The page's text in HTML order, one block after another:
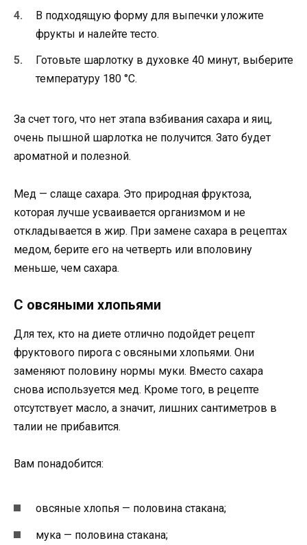
В подходящую форму для выпечки уложите
фрукты и налейте тесто.
Готовьте шарлотку в духовке 40 минут, выберите
температуру 180 °С.
За счет того, что нет этапа взбивания сахара и яиц,
очень пышной шарлотка не получится. Зато будет
ароматной и полезной.
Мед — слаще сахара. Это природная фруктоза,
которая лучше усваивается организмом и не
откладывается в жир. При замене сахара в рецептах
медом, берите его на четверть или вполовину
меньше, чем сахара.
С овсяными хлопьями
Для тех, кто на диете отлично подойдет рецепт
фруктового пирога с овсяными хлопьями. Они
заменяют половину нормы муки. Вместо сахара
снова используется мед. Кроме того, в рецепте
отсутствует масло, а значит, лишних сантиметров в
талии не прибавится.
Вам понадобится:
овсяные хлопья — половина стакана;
мука — половина стакана;